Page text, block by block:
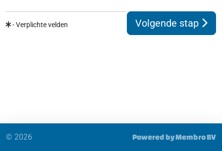
Volgende stap
- Verplichte velden
© 2026 Powered by Membro BV